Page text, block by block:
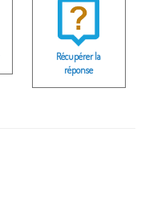
Récupérer la
réponse